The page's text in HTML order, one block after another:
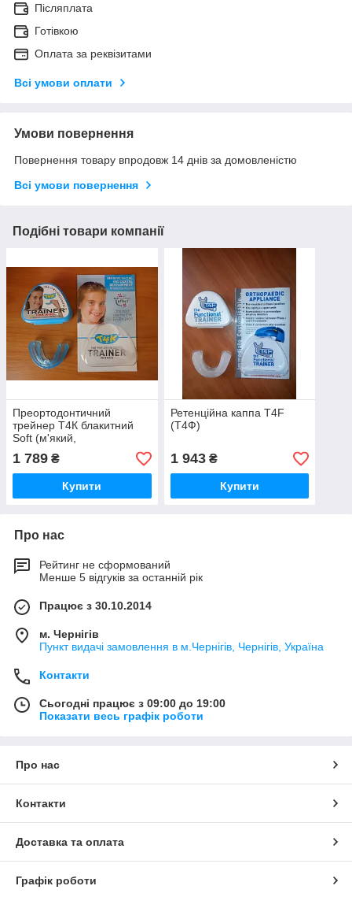
Післяплата
Готівкою
Оплата за реквізитами
Всі умови оплати
Умови повернення
Повернення товару впродовж 14 днів за домовленістю
Всі умови повернення
Подібні товари компанії
Преортодонтичний
трейнер Т4К блакитний
Soft (м'який,
оригінальний)
1 789 ₴
Купити
Ретенційна каппа Т4F
(Т4Ф)
1 943₴
Купити
Про нас
Рейтинг не сформований
Менше 5 відгуків за останній рік
Працює з 30.10.2014
м. Чернігів
Пункт видачі замовлення в м.Чернігів, Чернігів, Україна
Контакти
Сьогодні працює з 09:00 до 19:00
Показати весь графік роботи
Про нас
Контакти
Доставка та оплата
Графік роботи